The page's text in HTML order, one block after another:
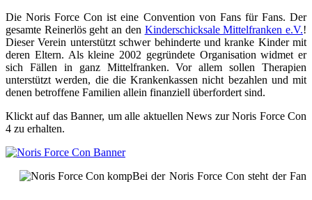
Die Noris Force Con ist eine Convention von Fans für Fans. Der
gesamte Reinerlös geht an den Kinderschicksale Mittelfranken e.V.!
Dieser Verein unterstützt schwer behinderte und kranke Kinder mit
deren Eltern. Als kleine 2002 gegründete Organisation widmet er
sich Fällen in ganz Mittelfranken. Vor allem sollen Therapien
unterstützt werden, die die Krankenkassen nicht bezahlen und mit
denen betroffene Familien allein finanziell überfordert sind.
Klickt auf das Banner, um alle aktuellen News zur Noris Force Con
4 zu erhalten.
Bei der Noris Force Con steht der Fan